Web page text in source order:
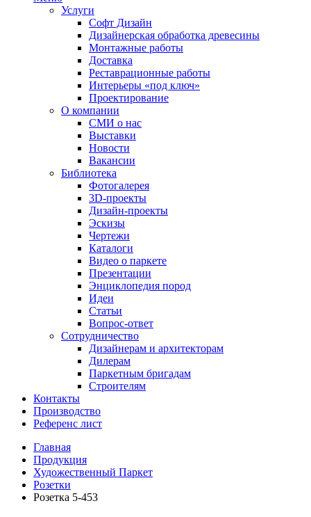
Услуги
Софт Дизайн
Дизайнерская обработка древесины
Монтажные работы
Доставка
Реставрационные работы
Интерьеры «под ключ»
Проектирование
О компании
СМИ о нас
Выставки
Новости
Вакансии
Библиотека
Фотогалерея
3D-проекты
Дизайн-проекты
Эскизы
Чертежи
Каталоги
Видео о паркете
Презентации
Энциклопедия пород
Идеи
Статьи
Вопрос-ответ
Сотрудничество
Дизайнерам и архитекторам
Дилерам
Паркетным бригадам
Строителям
Контакты
Производство
Референс лист
Главная
Продукция
Художественный Паркет
Розетки
Розетка 5-453